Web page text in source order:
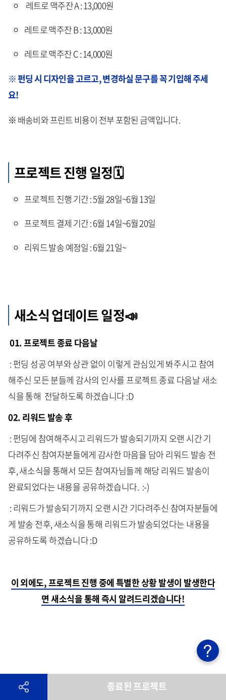
레트로 맥주잔 A : 13,000원
레트로 맥주잔 B : 13,000원
레트로 맥주잔 C : 14,000원
※ 펀딩 시 디자인을 고르고, 변경하실 문구를 꼭 기입해 주세
요!
※ 배송비와 프린트 비용이 전부 포함된 금액입니다.
프로젝트 진행 일정🗓️
프로젝트 진행 기간 : 5월 28일~6월 13일
프로젝트 결제 기간 : 6월 14일~6월 20일
리워드 발송 예정일 : 6월 21일~
새소식 업데이트 일정📣
01. 프로젝트 종료 다음날
: 펀딩 성공 여부와 상관 없이 이렇게 관심있게 봐주시고 참여
해주신 모든 분들께 감사의 인사를 프로젝트 종료 다음날 새소
식을 통해 전달하도록 하겠습니다 :D
02. 리워드 발송 후
: 펀딩에 참여해주시고 리워드가 발송되기까지 오랜 시간 기
다려주신 참여자분들에게 감사한 마음을 담아 리워드 발송 전
후, 새소식을 통해서 모든 참여자님들께 해당 리워드 발송이
완료되었다는 내용을 공유하겠습니다. :-)
: 리워드가 발송되기까지 오랜 시간 기다려주신 참여자분들에
게 발송 전후, 새소식을 통해 리워드가 발송되었다는 내용을
공유하도록 하겠습니다 :D
이 외에도, 프로젝트 진행 중에 특별한 상황 발생이 발생한다
면 새소식을 통해 즉시 알려드리겠습니다!
종료된 프로젝트